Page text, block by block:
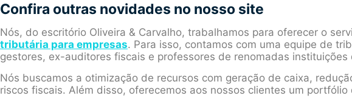
Confira outras novidades no nosso site
Nós, do escritório Oliveira & Carvalho, trabalhamos para oferecer o
tributária para empresas. Para isso, contamos com uma equipe de
gestores, ex-auditores fiscais e professores de renomadas instituições
Nós buscamos a otimização de recursos com geração de caixa,
riscos fiscais. Além disso, oferecemos aos nossos clientes um portfólio